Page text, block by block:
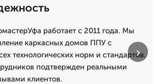
работает с 2011 года. Мы
каркасных домов ППУ с
технологических норм и стандартов.
подтвержден реальными
клиентов.
›